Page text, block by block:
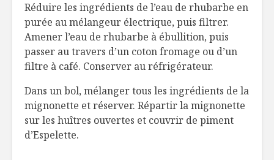
Réduire les ingrédients de l’eau de rhubarbe en
purée au mélangeur électrique, puis filtrer.
Amener l’eau de rhubarbe à ébullition, puis
passer au travers d’un coton fromage ou d’un
filtre à café. Conserver au réfrigérateur.
Dans un bol, mélanger tous les ingrédients de la
mignonette et réserver. Répartir la mignonette
sur les huîtres ouvertes et couvrir de piment
d’Espelette.